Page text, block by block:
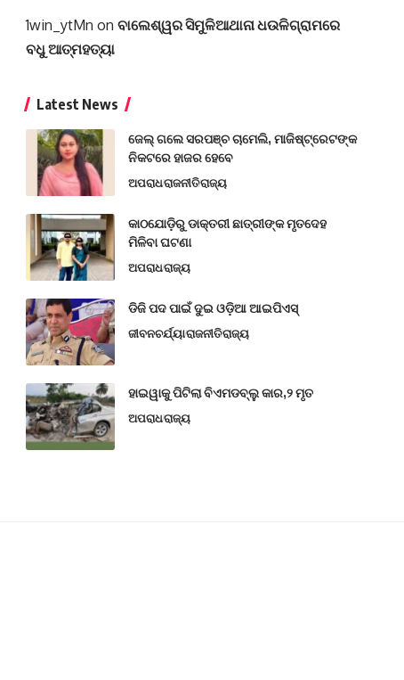
1win_ytMn on ବାଲେଶ୍ୱର ସିମୁଳିଆଥାନା ଧଉଳିଗ୍ରାମରେ
ବଧୁ ଆତ୍ମହତ୍ୟା
Latest News
ଜେଲ୍ ଗଲେ ସରପଞ୍ଚ ଚାମେଲି, ମାଜିଷ୍ଟ୍ରେଟଙ୍କ
ନିକଟରେ ହାଜର ହେବେ
ଅପରାଧରାଜନୀତିରାଜ୍ୟ
କାଠଯୋଡ଼ିରୁ ଡାକ୍ତରୀ ଛାତ୍ରୀଙ୍କ ମୃତଦେହ
ମିଳିବା ଘଟଣା
ଅପରାଧରାଜ୍ୟ
ଡିଜି ପଦ ପାଇଁ ଦୁଇ ଓଡ଼ିଆ ଆଇପିଏସ୍
ଜୀବନଚର୍ଯ୍ୟାରାଜନୀତିରାଜ୍ୟ
ହାଇୱାକୁ ପିଟିଲା ବିଏମଡବ୍ଲୁ କାର,୨ ମୃତ
ଅପରାଧରାଜ୍ୟ